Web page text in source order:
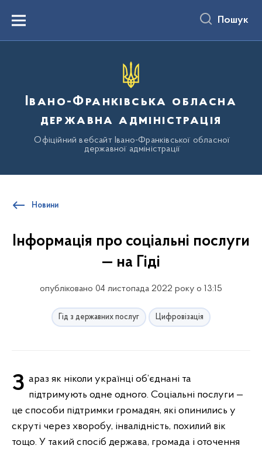
вмістуMenu Пошук
Івано-Франківська обласна
державна адміністрація
Офіційний вебсайт Івано-Франківської обласної
державної адміністрації
Новини
Інформація про соціальні послуги
— на Гіді
опубліковано 04 листопада 2022 року о 13:15
Гід з державних послуг Цифровізація
Зараз як ніколи українці об’єднані та підтримують одне одного. Соціальні послуги —
це способи підтримки громадян, які опинились у
скруті через хворобу, інвалідність, похилий вік
тощо. У такий спосіб держава, громада і оточення